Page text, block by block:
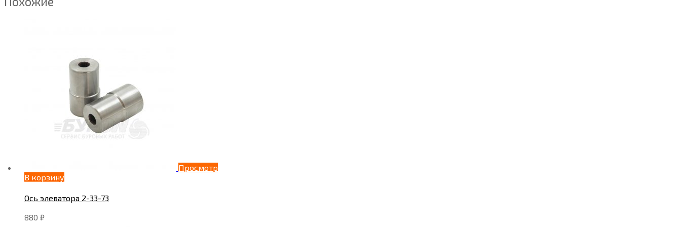
Просмотр
В корзину
Ось элеватора 2-33-73
880 ₽